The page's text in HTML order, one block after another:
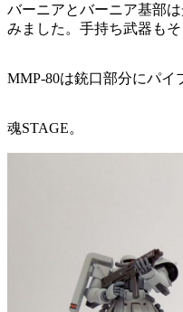
バーニアとバーニア基部
みました。手持ち武器もそ
MMP-80は銃口部分にパイ
魂STAGE。